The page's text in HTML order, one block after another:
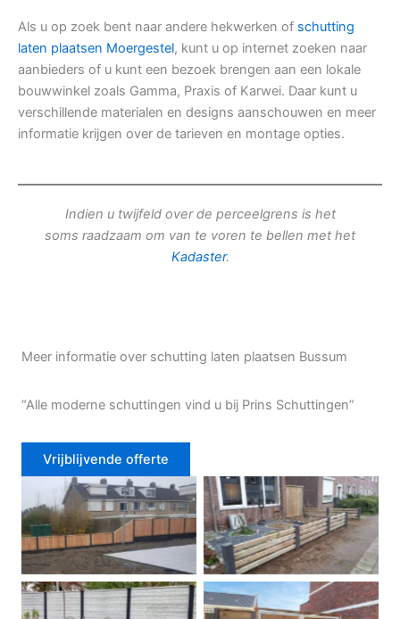
Als u op zoek bent naar andere hekwerken of schutting
laten plaatsen Moergestel, kunt u op internet zoeken naar
aanbieders of u kunt een bezoek brengen aan een lokale
bouwwinkel zoals Gamma, Praxis of Karwei. Daar kunt u
verschillende materialen en designs aanschouwen en meer
informatie krijgen over de tarieven en montage opties.
Indien u twijfeld over de perceelgrens is het
soms raadzaam om van te voren te bellen met het
Kadaster.
Meer informatie over schutting laten plaatsen Bussum
“Alle moderne schuttingen vind u bij Prins Schuttingen”
Vrijblijvende offerte
Douglas schutting Tuinhek voortuin